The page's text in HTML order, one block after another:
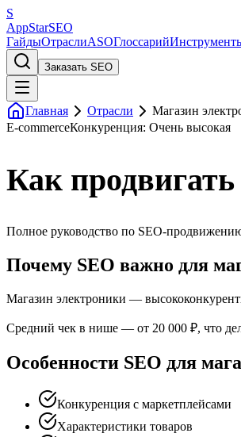
S
AppStarSEO
ГайдыОтраслиASOГлоссарий
Заказать SEO
Главная Отрасли
Магазин
E-commerceКонкуренция: Очень высокая
Как
Полное руководство по SEO-
Почему SEO важно для
Магазин электроники —
Средний чек в нише — от 20 000 ₽, что
Особенности SEO для
Конкуренция с маркетплейсами
Характеристики товаров